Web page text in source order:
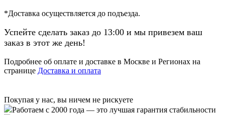
*Доставка осуществляется до подъезда.
Успейте сделать заказ до 13:00 и мы привезем ваш
заказ в этот же день!
Подробнее об оплате и доставке в Москве и Регионах на
странице Доставка и оплата
Покупая у нас, вы ничем не рискуете
Работаем с 2000 года — это лучшая гарантия стабильности